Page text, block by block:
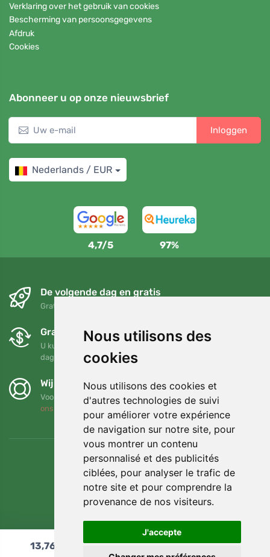
Nous utilisons des
cookies
Nous utilisons des cookies et
d'autres technologies de suivi
pour améliorer votre expérience
de navigation sur notre site, pour
vous montrer un contenu
personnalisé et des publicités
ciblées, pour analyser le trafic de
notre site et pour comprendre la
provenance de nos visiteurs.
J'accepte
Verklaring over het gebruik van cookies
Bescherming van persoonsgegevens
Afdruk
Cookies
Abonneer u op onze nieuwsbrief
Inloggen
Nederlands / EUR
4,7/5 97%
De volgende dag en gratis
Gratis verzending voor bestellingen boven 95 EUR
Gratis ruilen en retourneren
U kunt uw bestelling op elk gewenst moment binnen 90
dagen retourneren of ruilen
Wij steunen Trees.org
Voor elke bestelling planten we een boom! Lees meer
ons
13,76 In winkelwagen